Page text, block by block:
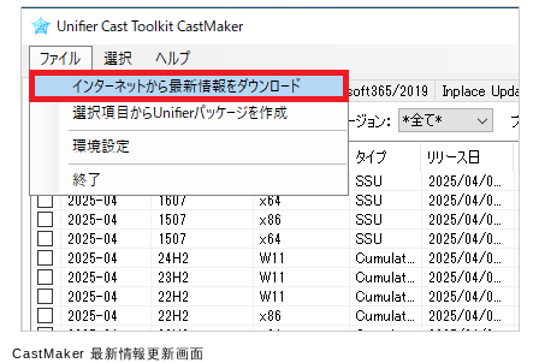
CastMaker 最新情報更新画面